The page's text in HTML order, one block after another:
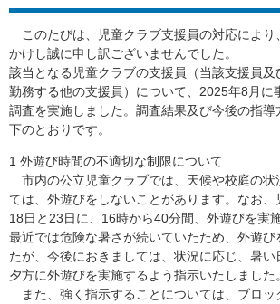
このたびは、児童クラブ支援員の対応により
かけし誠に申し訳ございませんでした。
該当となる児童クラブの支援員（当該支援員及
勤務する他の支援員）について、2025年8月に
調査を実施しました。調査結果及び今後の指導
下のとおりです。
1 外遊び時間の不適切な制限について
市内の公立児童クラブでは、天候や校庭の状
ては、外遊びをしないことがあります。なお、
18日と23日に、16時から40分間、外遊びを実
最近では危険な暑さが続いていたため、外遊び
たが、今後におきましては、状況に応じ、暑
夕方に外遊びを実施するよう指示いたしました。
また、強く指示することについては、ブロッ